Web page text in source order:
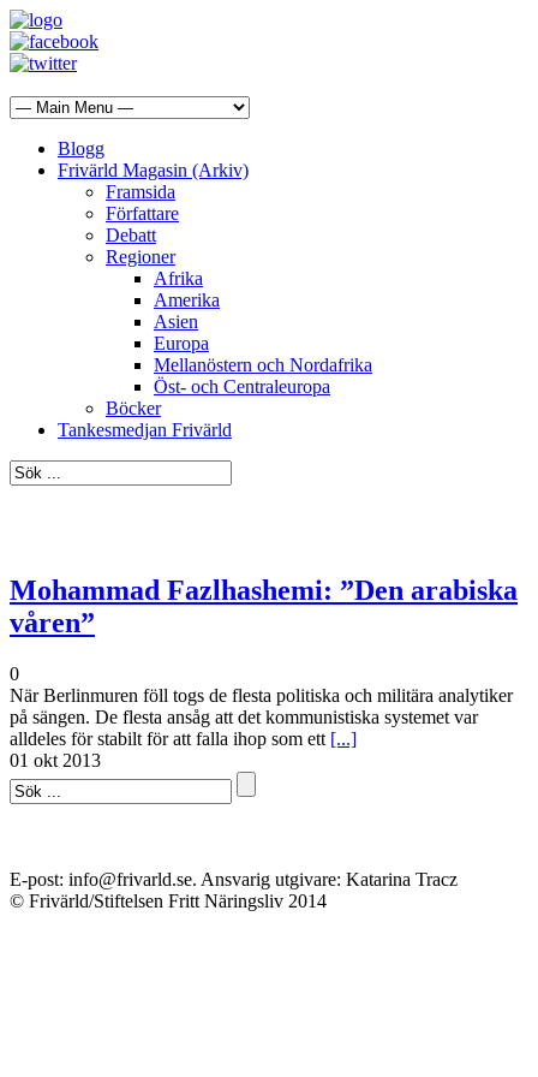
Blogg
Frivärld Magasin (Arkiv)
Framsida
Författare
Debatt
Regioner
Afrika
Amerika
Asien
Europa
Mellanöstern och Nordafrika
Öst- och Centraleuropa
Böcker
Tankesmedjan Frivärld
Mohammad Fazlhashemi: ”Den arabiska
våren”
0
När Berlinmuren föll togs de flesta politiska och militära analytiker
på sängen. De flesta ansåg att det kommunistiska systemet var
alldeles för stabilt för att falla ihop som ett [...]
01 okt 2013
E-post: info@frivarld.se. Ansvarig utgivare: Katarina Tracz
© Frivärld/Stiftelsen Fritt Näringsliv 2014